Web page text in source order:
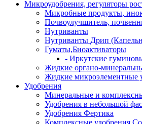
Микроудобрения, регуляторы
Микробные продукты,
Почвоулучшитель,
Нутриванты
Нутриванты Дрип
Гуматы,Биоактиваторы
- Иркутские
Жидкие органо-
Жидкие микроэлементные
Удобрения
Минеральные и
Удобрения в небольшой
Удобрения Фертика
Комплексные удобрения